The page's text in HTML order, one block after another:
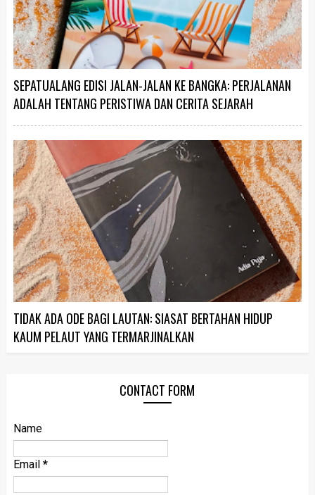
SEPATUALANG EDISI JALAN-JALAN KE BANGKA: PERJALANAN
ADALAH TENTANG PERISTIWA DAN CERITA SEJARAH
TIDAK ADA ODE BAGI LAUTAN: SIASAT BERTAHAN HIDUP
KAUM PELAUT YANG TERMARJINALKAN
CONTACT FORM
Name
Email *